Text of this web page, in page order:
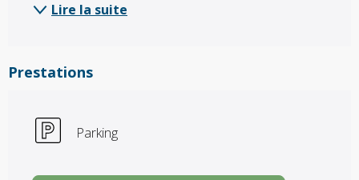
Lire la suite
Prestations
Parking